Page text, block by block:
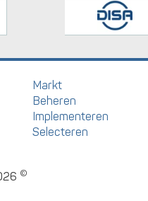
Markt
Beheren
Implementeren
Selecteren
©